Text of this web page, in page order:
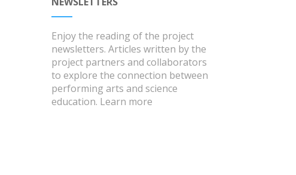
Enjoy the reading of the project
newsletters. Articles written by the
project partners and collaborators
to explore the connection between
performing arts and science
education. Learn more